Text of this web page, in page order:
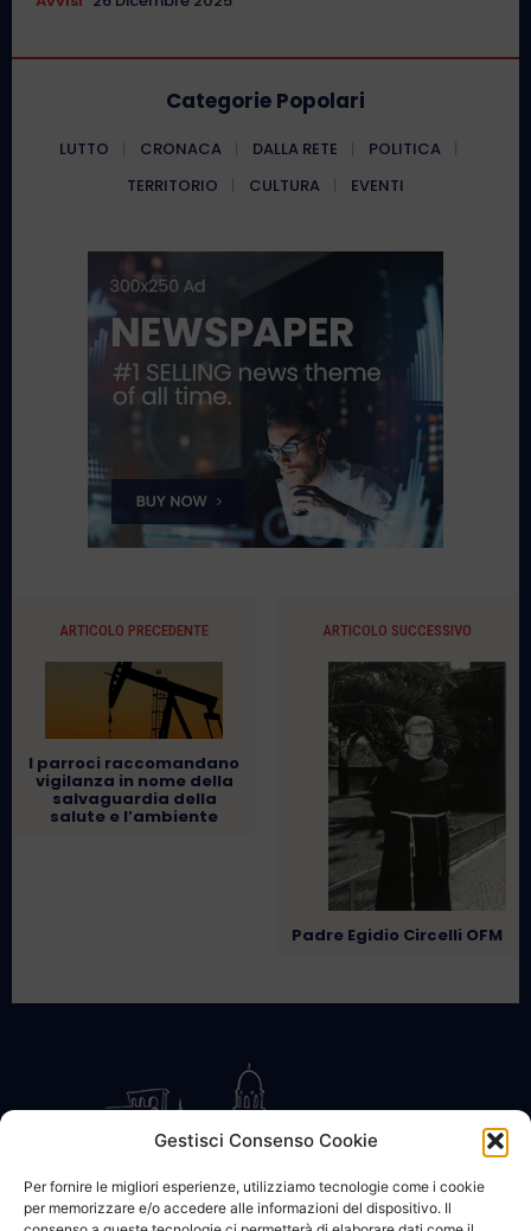
Gestisci Consenso Cookie
Per fornire le migliori esperienze, utilizziamo tecnologie come i cookie
per memorizzare e/o accedere alle informazioni del dispositivo. Il
Categorie Popolari
LUTTO CRONACA DALLA RETE
POLITICA
TERRITORIO
CULTURA EVENTI
ARTICOLO PRECEDENTE
I parroci raccomandano
vigilanza in nome della
salvaguardia della
salute e l’ambiente
ARTICOLO SUCCESSIVO
Padre Egidio Circelli OFM
CONTATTACI COOKIE POLICY PRIVACY